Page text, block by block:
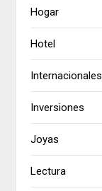
Hogar
Hotel
Internacionales
Inversiones
Joyas
Lectura